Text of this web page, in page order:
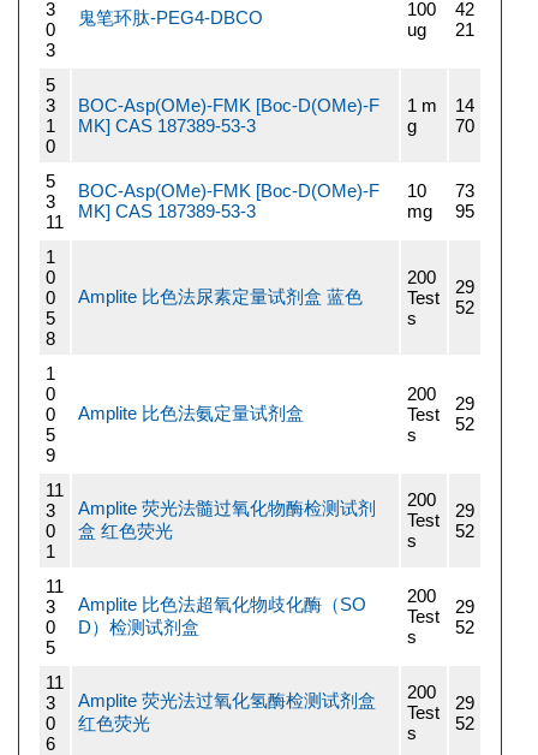
3
0
3
鬼笔环肽-PEG4-DBCO
100
ug
42
21
5
3
1
0
BOC-Asp(OMe)-FMK [Boc-D(OMe)-F
MK] CAS 187389-53-3
1 m
g
14
70
5
3
11
BOC-Asp(OMe)-FMK [Boc-D(OMe)-F
MK] CAS 187389-53-3
10
mg
73
95
1
0
0
5
8
Amplite 比色法尿素定量试剂盒 蓝色
200
Test
s
29
52
1
0
0
5
9
Amplite 比色法氨定量试剂盒
200
Test
s
29
52
11
3
0
1
Amplite 荧光法髓过氧化物酶检测试剂
盒 红色荧光
200
Test
s
29
52
11
3
0
5
Amplite 比色法超氧化物歧化酶（SO
D）检测试剂盒
200
Test
s
29
52
11
3
0
6
Amplite 荧光法过氧化氢酶检测试剂盒
红色荧光
200
Test
s
29
52